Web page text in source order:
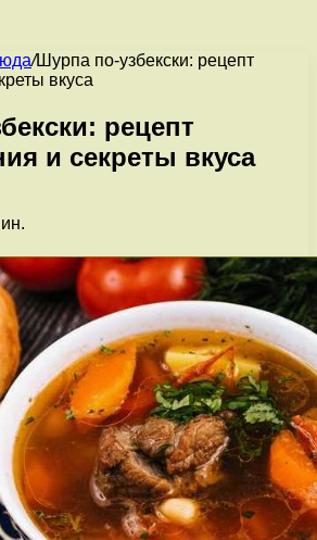
/Шурпа по-узбекски: рецепт
вкуса
рецепт
и секреты вкуса